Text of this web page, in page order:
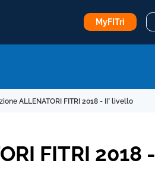
MyFITri
ALLENATORI FITRI 2018 - II° livello
FITRI 2018